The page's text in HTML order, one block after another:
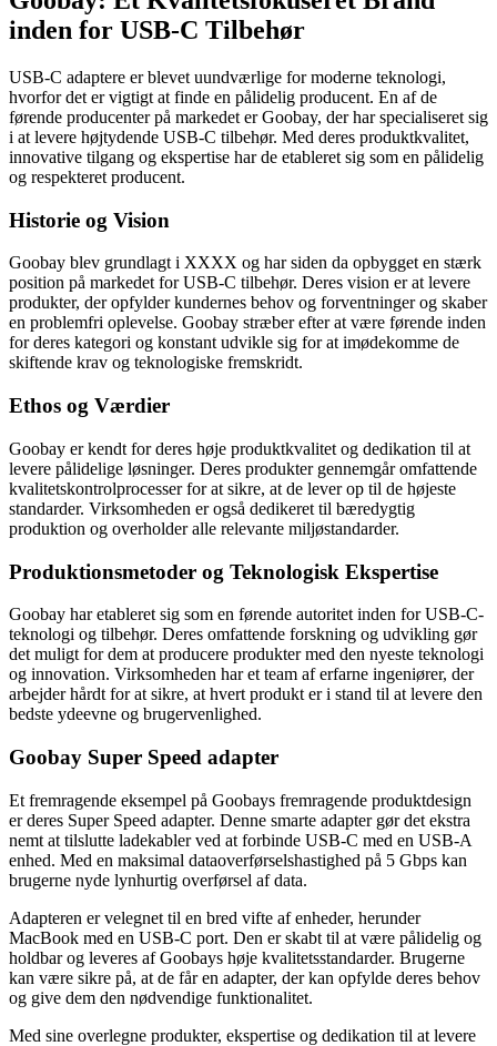
inden for USB-C Tilbehør
USB-C adaptere er blevet uundværlige for moderne teknologi,
hvorfor det er vigtigt at finde en pålidelig producent. En af de
førende producenter på markedet er Goobay, der har specialiseret sig
i at levere højtydende USB-C tilbehør. Med deres produktkvalitet,
innovative tilgang og ekspertise har de etableret sig som en pålidelig
og respekteret producent.
Historie og Vision
Goobay blev grundlagt i XXXX og har siden da opbygget en stærk
position på markedet for USB-C tilbehør. Deres vision er at levere
produkter, der opfylder kundernes behov og forventninger og skaber
en problemfri oplevelse. Goobay stræber efter at være førende inden
for deres kategori og konstant udvikle sig for at imødekomme de
skiftende krav og teknologiske fremskridt.
Ethos og Værdier
Goobay er kendt for deres høje produktkvalitet og dedikation til at
levere pålidelige løsninger. Deres produkter gennemgår omfattende
kvalitetskontrolprocesser for at sikre, at de lever op til de højeste
standarder. Virksomheden er også dedikeret til bæredygtig
produktion og overholder alle relevante miljøstandarder.
Produktionsmetoder og Teknologisk Ekspertise
Goobay har etableret sig som en førende autoritet inden for USB-C-
teknologi og tilbehør. Deres omfattende forskning og udvikling gør
det muligt for dem at producere produkter med den nyeste teknologi
og innovation. Virksomheden har et team af erfarne ingeniører, der
arbejder hårdt for at sikre, at hvert produkt er i stand til at levere den
bedste ydeevne og brugervenlighed.
Goobay Super Speed adapter
Et fremragende eksempel på Goobays fremragende produktdesign
er deres Super Speed adapter. Denne smarte adapter gør det ekstra
nemt at tilslutte ladekabler ved at forbinde USB-C med en USB-A
enhed. Med en maksimal dataoverførselshastighed på 5 Gbps kan
brugerne nyde lynhurtig overførsel af data.
Adapteren er velegnet til en bred vifte af enheder, herunder
MacBook med en USB-C port. Den er skabt til at være pålidelig og
holdbar og leveres af Goobays høje kvalitetsstandarder. Brugerne
kan være sikre på, at de får en adapter, der kan opfylde deres behov
og give dem den nødvendige funktionalitet.
Med sine overlegne produkter, ekspertise og dedikation til at levere